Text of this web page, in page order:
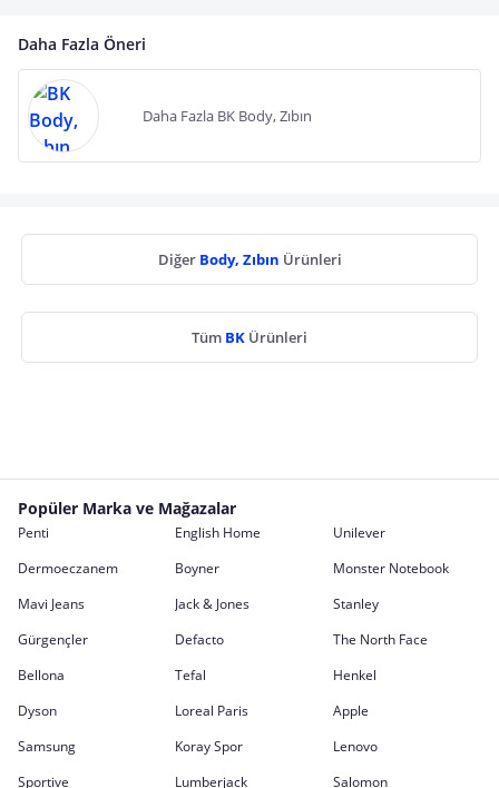
Daha Fazla Öneri
Daha Fazla BK Body, Zıbın
Diğer Body, Zıbın Ürünleri
Tüm BK Ürünleri
Popüler Marka ve Mağazalar
Penti English Home
Unilever
Dermoeczanem
Boyner
Monster Notebook
Mavi Jeans
Jack & Jones
Stanley
Gürgençler
Defacto
The North Face
Bellona
Tefal
Henkel
Dyson
Loreal Paris
Apple
Samsung
Koray Spor
Lenovo
Sportive
Lumberjack Salomon